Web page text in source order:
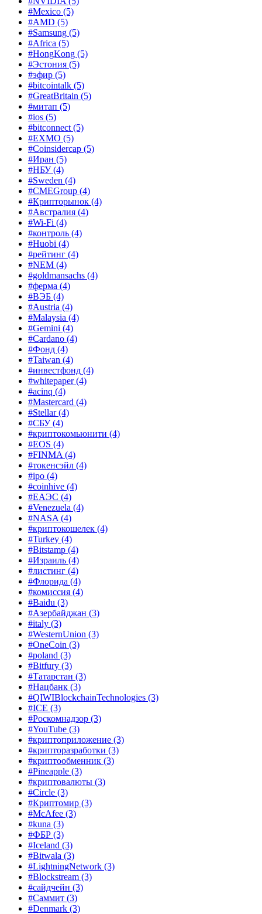
#Mexico (5)
#AMD (5)
#Samsung (5)
#Africa (5)
#HongKong (5)
#Эстония (5)
#эфир (5)
#bitcointalk (5)
#GreatBritain (5)
#митап (5)
#ios (5)
#bitconnect (5)
#EXMO (5)
#Coinsidercap (5)
#Иран (5)
#НБУ(4)
#Sweden (4)
#CMEGroup (4)
#Крипторынок (4)
#Австралия (4)
#Wi-Fi (4)
#контроль (4)
#Huobi (4)
#рейтинг (4)
#NEM (4)
#goldmansachs (4)
#ферма (4)
#ВЭБ (4)
#Austria (4)
#Malaysia (4)
#Gemini (4)
#Cardano (4)
#Фонд (4)
#Taiwan (4)
#инвестфонд (4)
#whitepaper(4)
#acinq (4)
#Mastercard (4)
#Stellar(4)
#СБУ(4)
#криптокомьюнити (4)
#EOS (4)
#FINMA (4)
#токенсэйл (4)
#ipo (4)
#coinhive (4)
#ЕАЭС (4)
#Venezuela (4)
#NASA (4)
#криптокошелек (4)
#Turkey (4)
#Bitstamp (4)
#Израиль (4)
#листинг (4)
#Флорида (4)
#комиссия (4)
#Baidu (3)
#Азербайджан (3)
#italy (3)
#WesternUnion (3)
#OneCoin (3)
#poland (3)
#Bitfury (3)
#Татарстан (3)
#Нацбанк (3)
#QIWIBlockchainTechnologies (3)
#ICE (3)
#Роскомнадзор (3)
#YouTube (3)
#криптоприложение (3)
#крипторазработки (3)
#криптообменник (3)
#Pineapple (3)
#криптовалюты (3)
#Circle (3)
#Криптомир (3)
#McAfee (3)
#kuna (3)
#ФБР (3)
#Iceland (3)
#Bitwala (3)
#LightningNetwork (3)
#Blockstream (3)
#сайдчейн (3)
#Саммит (3)
#Denmark (3)